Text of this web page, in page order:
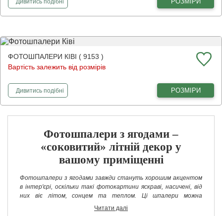
Дивитись подібні
ФОТОШПАЛЕРИ КІВІ ( 9153 )
Вартість залежить від розмірів
Дивитисьфотошпалери
подібні РОЗМІРИ
Фотошпалери з ягодами –
«соковитий» літній декор у
вашому приміщенні
Фотошпалери з ягодами завжди стануть хорошим акцентом
в інтер'єрі, оскільки такі фотокартини яскраві, насичені, від
них віє літом, сонцем та теплом. Ці шпалери можна
використовувати для різних приміщень.
Читати далі